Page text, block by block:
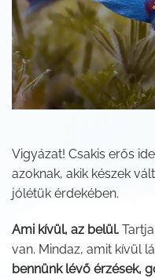
Vigyázat! Csakis erős
azoknak, akik készek
jólétük érdekében.
Ami kívül, az belül.
van. Mindaz, amit kívül
bennünk lévő érzések,